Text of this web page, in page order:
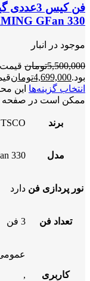
GFan 330
موجود در انبار
5,500,000تومان
بود.4,699,000تومانقیمت
انتخاب گزینه‌ها این
ممکن است در صفحه
برند TSCO | تسکو
مدل 330
نور پردازی فن دارد
تعداد فن 3 فن
کاربری
,